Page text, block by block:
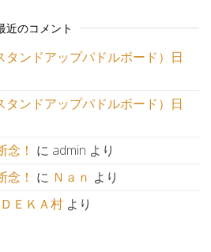
近のコメント
タンドアップパドルボード）日
タンドアップパドルボード）日
！ に admin より
！ に Ｎａｎ より
ＤＥＫＡ村 より